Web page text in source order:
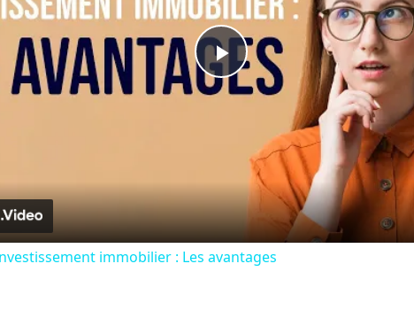
Play
Video
immobilier : Les avantages